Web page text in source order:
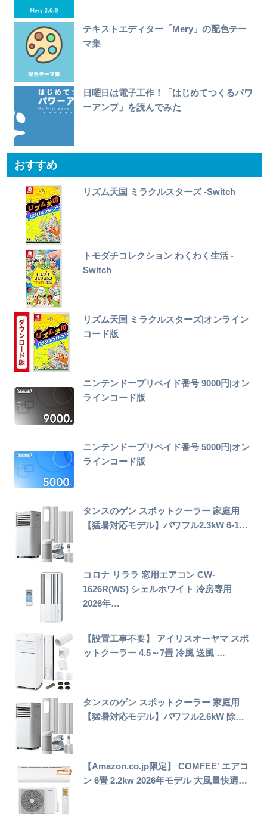
テキストエディター「Mery」の配色テー
マ集
日曜日は電子工作！「はじめてつくるパワ
ーアンプ」を読んでみた
おすすめ
リズム天国 ミラクルスターズ -Switch
トモダチコレクション わくわく生活 -
Switch
リズム天国 ミラクルスターズ|オンライン
コード版
ニンテンドープリペイド番号 9000円|オン
ラインコード版
ニンテンドープリペイド番号 5000円|オン
ラインコード版
タンスのゲン スポットクーラー 家庭用
【猛暑対応モデル】パワフル2.3kW 6-1…
コロナ リララ 窓用エアコン CW-
1626R(WS) シェルホワイト 冷房専用
2026年…
【設置工事不要】 アイリスオーヤマ スポ
ットクーラー 4.5～7畳 冷風 送風 …
タンスのゲン スポットクーラー 家庭用
【猛暑対応モデル】パワフル2.6kW 除…
【Amazon.co.jp限定】 COMFEE' エアコ
ン 6畳 2.2kw 2026年モデル 大風量快適…